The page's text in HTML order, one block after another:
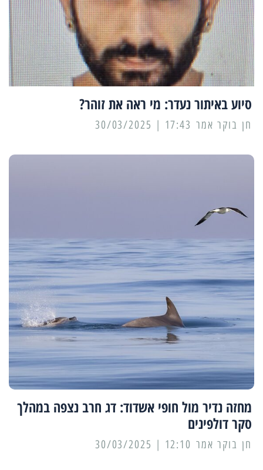
סיוע באיתור נעדר: מי ראה את זוהר?
17:43 | 30/03/2025
מחזה נדיר מול חופי אשדוד: דג חרב נצפה במהלך
סקר דולפינים
12:10 | 30/03/2025